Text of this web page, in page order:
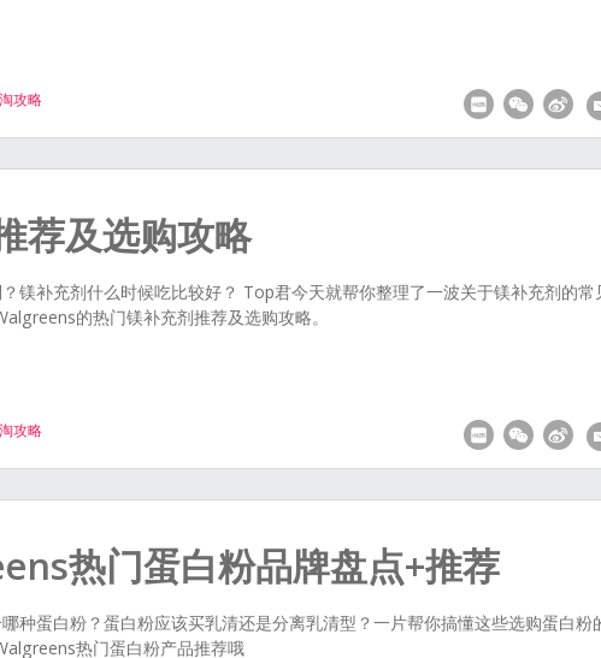
攻略
荐及选购攻略
镁补充剂什么时候吃比较好？ Top君今天就帮你整理了一波关于镁补充剂的常
的热门镁补充剂推荐及选购攻略。
攻略
热门蛋白粉品牌盘点+推荐
种蛋白粉？蛋白粉应该买乳清还是分离乳清型？一片帮你搞懂这些选购蛋白粉
热门蛋白粉产品推荐哦